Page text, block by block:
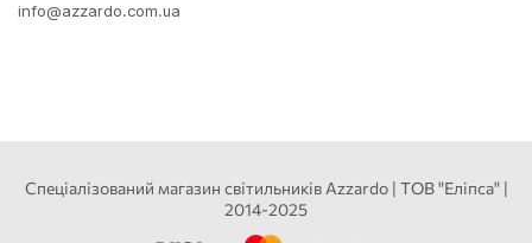
info@azzardo.com.ua
Спеціалізований магазин світильників Azzardo | ТОВ "Еліпса" |
2014-2025